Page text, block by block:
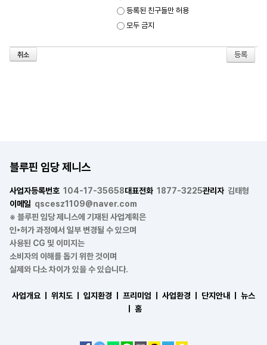
등록된 친구들만 허용
모두 금지
취소
블루핀 임당 제니스
사업자등록번호 104-17-35658대표전화 1877-3225관리자 김태형
이메일 qscesz1109@naver.com
※ 블루핀 임당 제니스에 기재된 사업계획은
인•허가 과정에서 일부 변경될 수 있으며
사용된 CG 및 이미지는
소비자의 이해를 돕기 위한 것이며
실제와 다소 차이가 있을 수 있습니다.
사업개요 ㅣ 위치도 ㅣ 입지환경 ㅣ 프리미엄 ㅣ 사업환경 ㅣ 단지안내 ㅣ
뉴스
홈